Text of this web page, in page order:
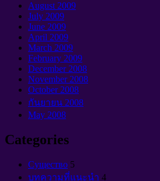
August 2009
July 2009
June 2009
April 2009
March 2009
February 2009
December2008
November2008
October2008
กันยายน 2008
May 2008
Categories
Cущество 5
บทความที่แนะนำ 4